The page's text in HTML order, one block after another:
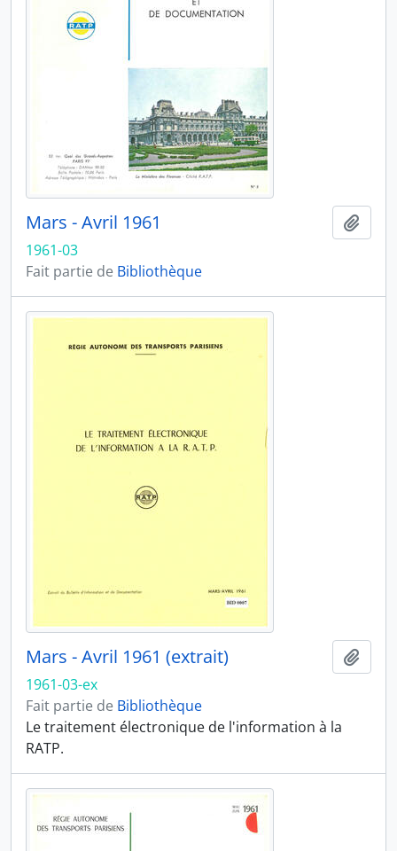
Mars - Avril 1961
1961-03
Fait partie de Bibliothèque
Mars - Avril 1961 (extrait)
1961-03-ex
Fait partie de Bibliothèque
Le traitement électronique de l'information à la
RATP.